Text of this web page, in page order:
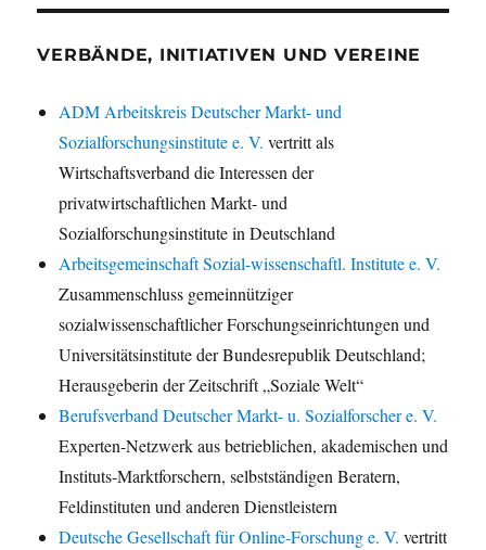
VERBÄNDE, INITIATIVEN UND VEREINE
ADM Arbeitskreis Deutscher Markt- und
Sozialforschungsinstitute e. V. vertritt als
Wirtschaftsverband die Interessen der
privatwirtschaftlichen Markt- und
Sozialforschungsinstitute in Deutschland
Arbeitsgemeinschaft Sozial-wissenschaftl. Institute e. V.
Zusammenschluss gemeinnütziger
sozialwissenschaftlicher Forschungseinrichtungen und
Universitätsinstitute der Bundesrepublik Deutschland;
Herausgeberin der Zeitschrift „Soziale Welt“
Berufsverband Deutscher Markt- u. Sozialforscher e. V.
Experten-Netzwerk aus betrieblichen, akademischen und
Instituts-Marktforschern, selbstständigen Beratern,
Feldinstituten und anderen Dienstleistern
Deutsche Gesellschaft für Online-Forschung e. V. vertritt